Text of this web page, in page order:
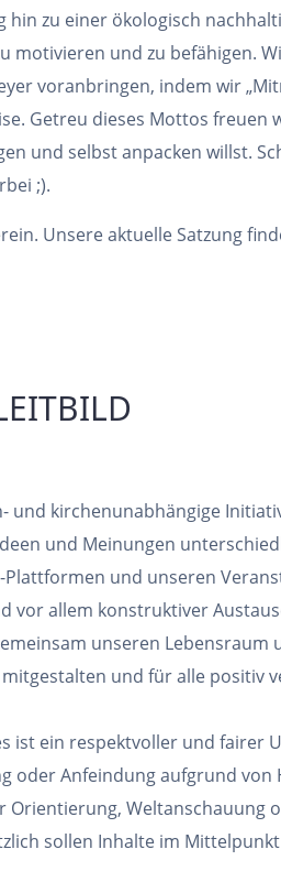
zu einer ökologisch
motivieren und zu befähigen.
voranbringen, indem wir
Getreu dieses Mottos freuen
und selbst anpacken willst.
;).
Unsere aktuelle Satzung
und kirchenunabhängige
und Meinungen
Plattformen und unseren
vor allem konstruktiver
unseren Lebensraum
und für alle positiv
ist ein respektvoller und fairer
oder Anfeindung aufgrund von
Orientierung, Weltanschauung
sollen Inhalte im